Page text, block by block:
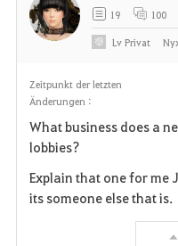
Zeitpunkt der letzten
Änderungen :
What business does a
lobbies?
Explain that one for me
its someone else that is.
19 100
LvPrivat